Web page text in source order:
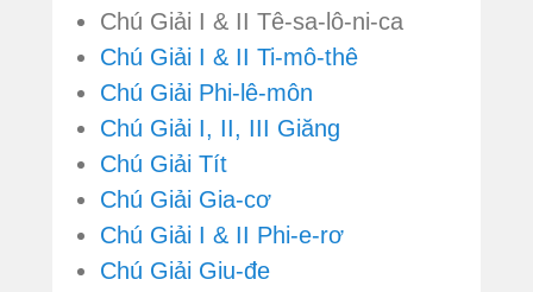
Chú Giải I & II Tê-sa-lô-ni-ca
Chú Giải I & II Ti-mô-thê
Chú Giải Phi-lê-môn
Chú Giải I, II, III Giăng
Chú Giải Tít
Chú Giải Gia-cơ
Chú Giải I & II Phi-e-rơ
Chú Giải Giu-đe